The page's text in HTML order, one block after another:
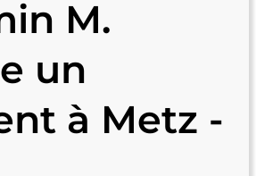
M.
un
à Metz -